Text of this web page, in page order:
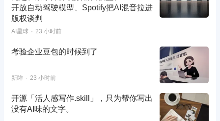
开放自动驾驶模型、Spotify把AI混音拉进
版权谈判
AI星球 23 小时前
考验企业豆包的时候到了
新眸 23 小时前
开源「活人感写作.skill」，只为帮你写出
没有AI味的文字。